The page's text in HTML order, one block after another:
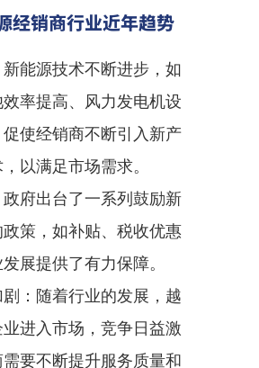
经销商行业近年趋势
能源技术不断进步，如
率提高、风力发电机设
使经销商不断引入新产
以满足市场需求。
府出台了一系列鼓励新
策，如补贴、税收优惠
展提供了有力保障。
：随着行业的发展，越
进入市场，竞争日益激
要不断提升服务质量和